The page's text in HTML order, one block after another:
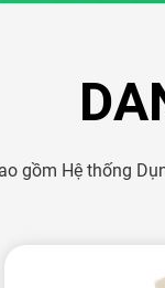
gồm Hệ thống